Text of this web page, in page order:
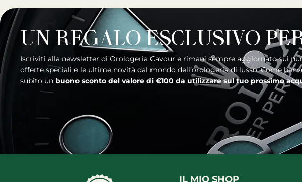
UN REGALO ESCLUSIVO
Iscriviti alla newsletter di Orologeria Cavour e rimani sempre aggiornato sui nuovi arrivi, le
offerte speciali e le ultime novità dal mondo dell’orologeria di lusso. Come
subito un buono sconto del valore di €100 da utilizzare sul tuo prossimo
IL MIO SHOP